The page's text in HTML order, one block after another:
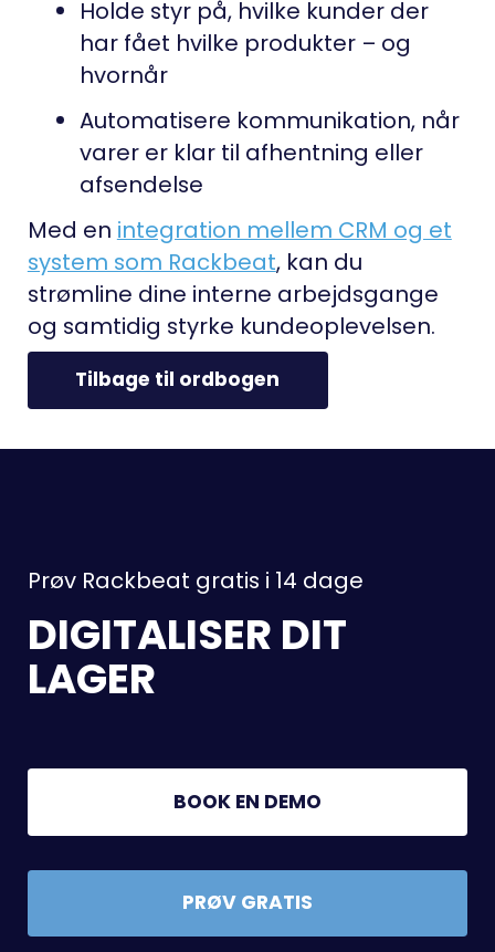
Holde styr på, hvilke kunder der
har fået hvilke produkter – og
hvornår
Automatisere kommunikation, når
varer er klar til afhentning eller
afsendelse
Med en integration mellem CRM og et
system som Rackbeat, kan du
strømline dine interne arbejdsgange
og samtidig styrke kundeoplevelsen.
Tilbage til ordbogen
Prøv Rackbeat gratis i 14 dage
DIGITALISER DIT
LAGER
BOOK EN DEMO
PRØV GRATIS